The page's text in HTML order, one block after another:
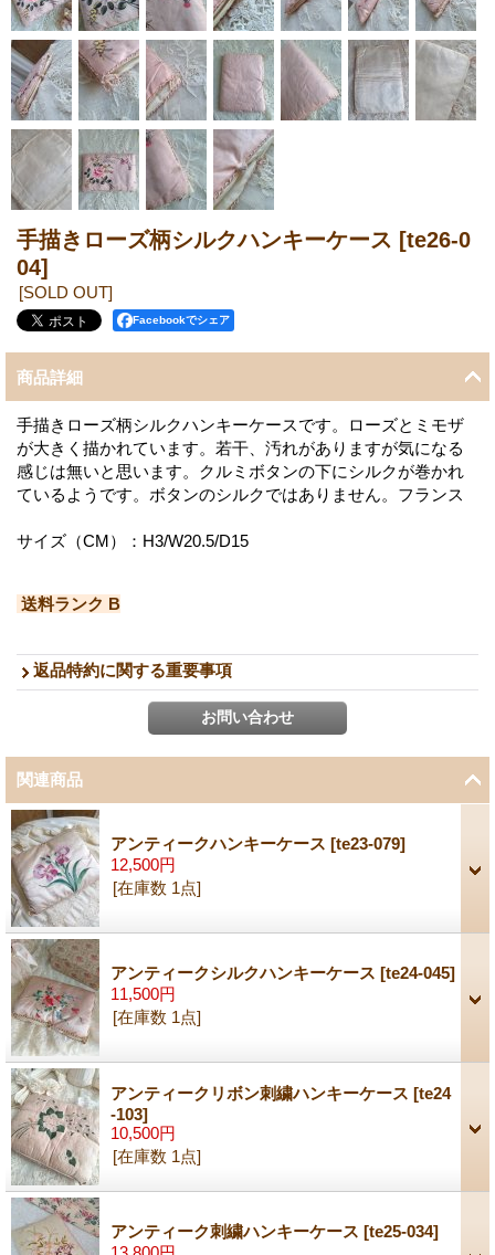
手描きローズ柄シルクハンキーケース [te26-0
04]
[SOLD OUT]
Facebookでシェア
商品詳細
手描きローズ柄シルクハンキーケースです。ローズとミモザ
が大きく描かれています。若干、汚れがありますが気になる
感じは無いと思います。クルミボタンの下にシルクが巻かれ
ているようです。ボタンのシルクではありません。フランス
サイズ（CM）：H3/W20.5/D15
送料ランク B
返品特約に関する重要事項
関連商品
アンティークハンキーケース [te23-079]
12,500円
[在庫数 1点]
アンティークシルクハンキーケース [te24-045]
11,500円
[在庫数 1点]
アンティークリボン刺繍ハンキーケース [te24
-103]
10,500円
[在庫数 1点]
アンティーク刺繍ハンキーケース [te25-034]